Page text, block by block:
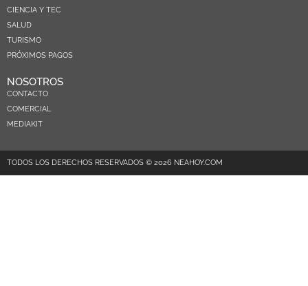
CIENCIA Y TEC
SALUD
TURISMO
PRÓXIMOS PAGOS
NOSOTROS
CONTACTO
COMERCIAL
MEDIAKIT
TODOS LOS DERECHOS RESERVADOS © 2026 NEAHOY.COM